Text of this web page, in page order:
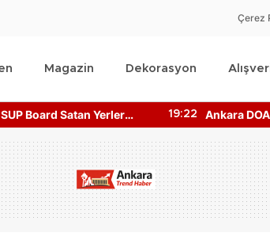
Çerez
Magazin Dekorasyon
Board Satan Yerler
Kano Fiyatları!
19:22
Ankara
Nerede?
Nerede?